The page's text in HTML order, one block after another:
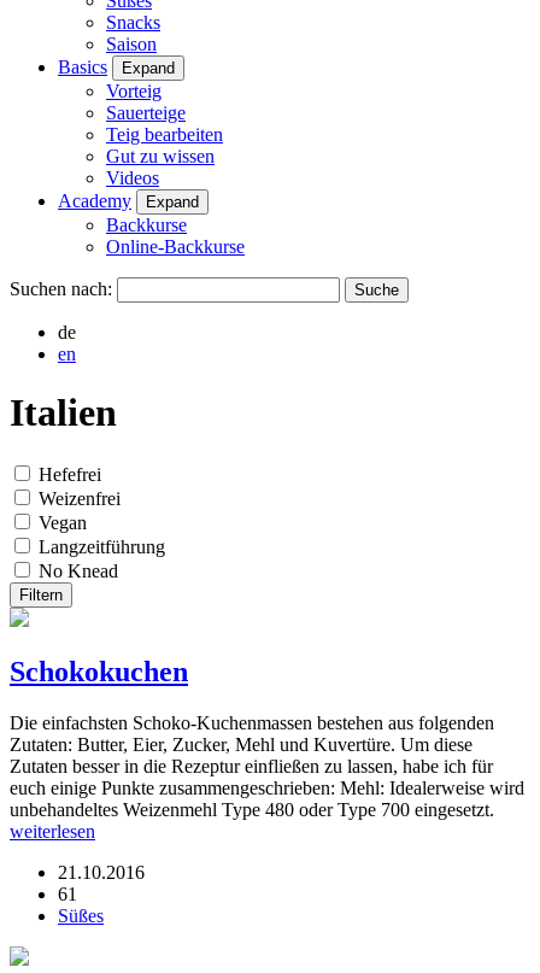
Snacks
Saison
Basics
Expand
Vorteig
Sauerteige
Teig bearbeiten
Gut zu wissen
Videos
Academy
Expand
Backkurse
Online-Backkurse
Suchen nach:
de
en
Italien
Hefefrei
Weizenfrei
Vegan
Langzeitführung
No Knead
Filtern
Schokokuchen
Die einfachsten Schoko-Kuchenmassen bestehen aus folgenden
Zutaten: Butter, Eier, Zucker, Mehl und Kuvertüre. Um diese
Zutaten besser in die Rezeptur einfließen zu lassen, habe ich für
euch einige Punkte zusammengeschrieben: Mehl: Idealerweise wird
unbehandeltes Weizenmehl Type 480 oder Type 700 eingesetzt.
weiterlesen
21.10.2016
61
Süßes